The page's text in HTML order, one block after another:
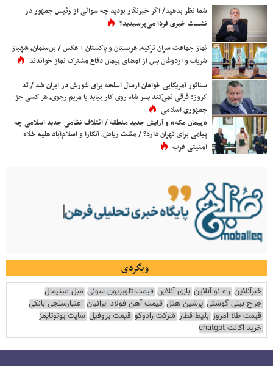
شما نظر بدهید/ اگر خبرنگار بودید چه سوالی از رئیس جمهور در
نشست خبری فردا می‌پرسیدید؟
نماز جماعت سران ترکیه، عربستان و پاکستان + عکس / بن‌سلمان، شهباز
شریف و اردوغان پس از امضای پیمان دفاع مشترک نماز خواندند
سناتور آمریکایی خواهان ارسال اسلحه برای شورش در ایران شد / تد
کروز: فرقی نمی‌کند پسر شاه روی کار بیاید یا مریم رجوی، هر کسی جز
جمهوری اسلامی
«پیمان مکه» و آرایش جدید منطقه / ائتلاف نظامی جدید اسلامی چه
پیامی برای تهران دارد؟ / مثلث ریاض، آنکارا و اسلام‌آباد علیه خلاء
امنیتی غرب
وبگردی
خبرآنلاین راه نو آنلاین بازی آنلاین قیمت تلویزیون سونی مبل مینیمال
جراح بینی گوشتی پرشین هتل قیمت آهن فولاد ایرانیان اعتبارسنجی بانکی
قیمت طلا امروز بلیط قطار شرکت رادوکو قیمت پروفیل سایت یوتوتایمز
خرید اکانت chatgpt